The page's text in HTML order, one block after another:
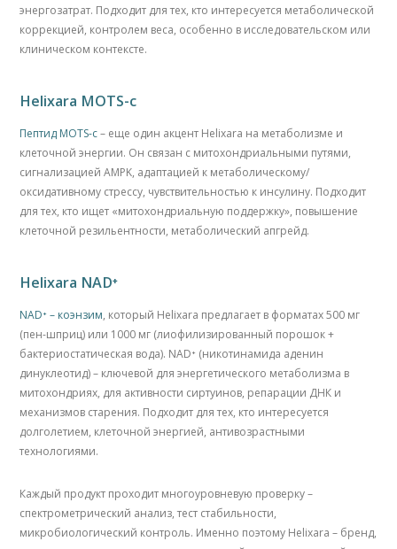
энергозатрат. Подходит для тех, кто интересуется метаболической
коррекцией, контролем веса, особенно в исследовательском или
клиническом контексте.
Helixara MOTS-c
Пептид MOTS-c– еще один акцент Helixara на метаболизме и
клеточной энергии. Он связан с митохондриальными путями,
сигнализацией AMPK, адаптацией к метаболическому/
оксидативному стрессу, чувствительностью к инсулину. Подходит
для тех, кто ищет «митохондриальную поддержку», повышение
клеточной резильентности, метаболический апгрейд.
Helixara NAD⁺
NAD⁺ – коэнзим, который Helixara предлагает в форматах 500 мг
(пен-шприц) или 1000 мг (лиофилизированный порошок +
бактериостатическая вода). NAD⁺ (никотинамида аденин
динуклеотид) – ключевой для энергетического метаболизма в
митохондриях, для активности сиртуинов, репарации ДНК и
механизмов старения. Подходит для тех, кто интересуется
долголетием, клеточной энергией, антивозрастными
технологиями.
Каждый продукт проходит многоуровневую проверку –
спектрометрический анализ, тест стабильности,
микробиологический контроль. Именно поэтому Helixara – бренд,